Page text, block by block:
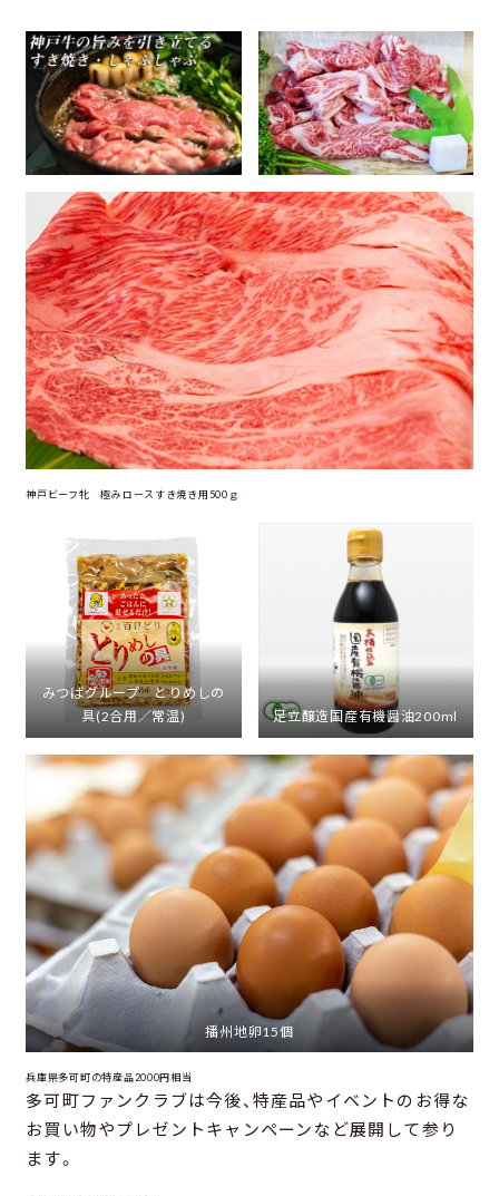
神戸ビーフ牝 極みロースすき焼き用500ｇ
みつばグループ とりめしの
具(2合用／常温)
足立醸造国産有機醤油200ml
播州地卵15個
兵庫県多可町の特産品2000円相当
多可町ファンクラブは今後、特産品やイベントのお得な
お買い物やプレゼントキャンペーンなど展開して参り
ます。